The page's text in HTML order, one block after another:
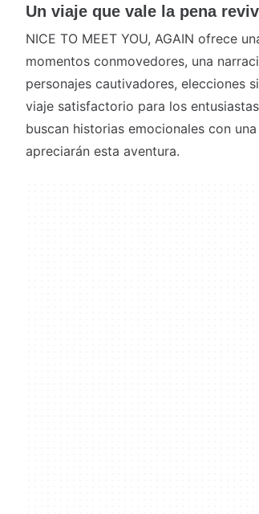
Un viaje que vale la pena
NICE TO MEET YOU, AGAIN ofrece
momentos conmovedores, una
personajes cautivadores, elecciones
viaje satisfactorio para los
buscan historias emocionales con
apreciarán esta aventura.